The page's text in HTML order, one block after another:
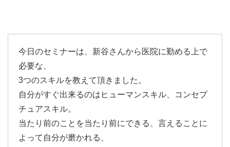
今日のセミナーは、新谷さんから医院に勤める上で
必要な、
3つのスキルを教えて頂きました。
自分がすぐ出来るのはヒューマンスキル、コンセプ
チュアスキル。
当たり前のことを当たり前にできる、言えることに
よって自分が磨かれる、